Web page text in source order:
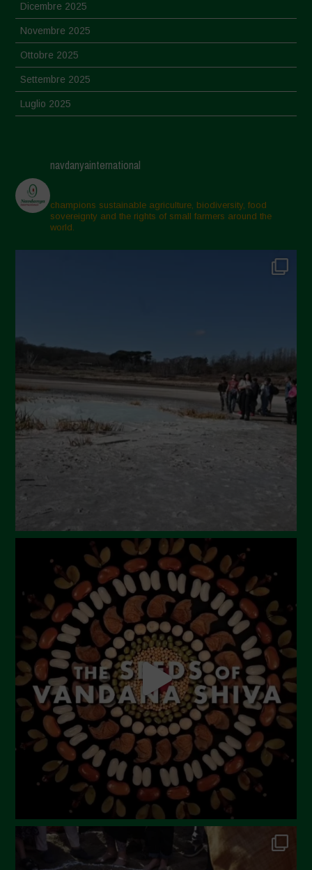
Dicembre 2025
Novembre 2025
Ottobre 2025
Settembre 2025
Luglio 2025
Aprile 2025
Marzo 2025
Febbraio 2025
Gennaio 2025
Settembre 2024
Luglio 2024
Maggio 2024
Aprile 2024
Marzo 2024
Febbraio 2024
Ottobre 2023
Settembre 2023
Agosto 2023
Luglio 2023
Giugno 2023
Maggio 2023
Aprile 2023
Marzo 2023
Febbraio 2023
Dicembre 2022
Novembre 2022
Ottobre 2022
Settembre 2022
navdanyainternational
champions sustainable agriculture, biodiversity, food
sovereignty and the rights of small farmers around the
world.